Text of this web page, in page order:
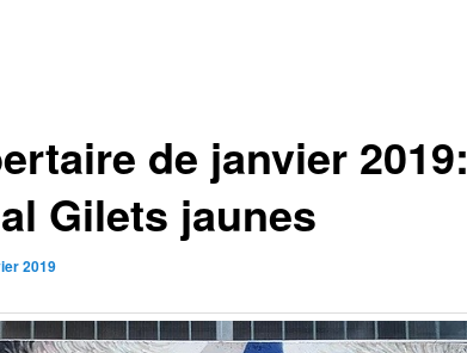
de janvier 2019:
Gilets jaunes
2019